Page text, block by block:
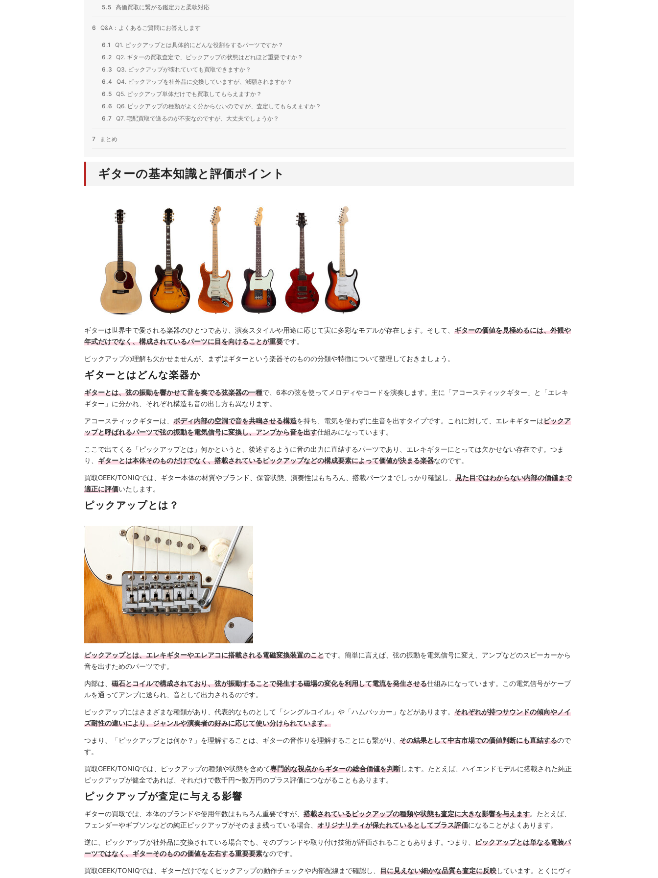
5.5 高価買取に繋がる鑑定力と柔軟対応
6 Q&A：よくあるご質問にお答えします
6.1
Q1. ピックアップとは具体的にどんな役割をするパーツですか？
6.2 Q2. ギターの買取査定で、ピックアップの状態はどれほど重要ですか？
6.3
Q3. ピックアップが壊れていても買取できますか？
6.4
Q4. ピックアップを社外品に交換していますが、減額されますか？
6.5 Q5. ピックアップ単体だけでも買取してもらえますか？
6.6
Q6. ピックアップの種類がよく分からないのですが、査定してもらえますか？
6.7 Q7. 宅配買取で送るのが不安なのですが、大丈夫でしょうか？
7 まとめ
ギターの基本知識と評価ポイント
ギターは世界中で愛される楽器のひとつであり、演奏スタイルや用途に応じて実に多彩なモデルが存在します。そして、 ギターの価値を見極めるには、外観や
年式だけでなく、構成されているパーツに目を向けることが重要です。
ピックアップの理解も欠かせませんが、まずはギターという楽器そのものの分類や特徴について整理しておきましょう。
ギターとはどんな楽器か
ギターとは、弦の振動を響かせて音を奏でる弦楽器の一種で、6本の弦を使ってメロディやコードを演奏します。主に「アコースティックギター」と「エレキ
ギター」に分かれ、それぞれ構造も音の出し方も異なります。
アコースティックギターは、 ボディ内部の空洞で音を共鳴させる構造を持ち、電気を使わずに生音を出すタイプです。これに対して、エレキギターはピックア
ップと呼ばれるパーツで弦の振動を電気信号に変換し、アンプから音を出す仕組みになっています。
ここで出てくる「ピックアップとは」何かというと、後述するように音の出力に直結するパーツであり、エレキギターにとっては欠かせない存在です。つま
り、 ギターとは本体そのものだけでなく、搭載されているピックアップなどの構成要素によって価値が決まる楽器なのです。
買取GEEK/TONIQでは、ギター本体の材質やブランド、保管状態、演奏性はもちろん、搭載パーツまでしっかり確認し、 見た目ではわからない内部の価値まで
適正に評価いたします。
ピックアップとは？
ピックアップとは、エレキギターやエレアコに搭載される電磁変換装置のことです。簡単に言えば、弦の振動を電気信号に変え、アンプなどのスピーカーから
音を出すためのパーツです。
内部は、 磁石とコイルで構成されており、弦が振動することで発生する磁場の変化を利用して電流を発生させる仕組みになっています。この電気信号がケーブ
ルを通ってアンプに送られ、音として出力されるのです。
ピックアップにはさまざまな種類があり、代表的なものとして「シングルコイル」や「ハムバッカー」などがあります。 それぞれが持つサウンドの傾向やノイ
ズ耐性の違いにより、ジャンルや演奏者の好みに応じて使い分けられています。
つまり、「ピックアップとは何か？」を理解することは、ギターの音作りを理解することにも繋がり、 その結果として中古市場での価値判断にも直結するので
す。
買取GEEK/TONIQでは、ピックアップの種類や状態を含めて専門的な視点からギターの総合価値を判断します。たとえば、ハイエンドモデルに搭載された純正
ピックアップが健全であれば、それだけで数千円〜数万円のプラス評価につながることもあります。
ピックアップが査定に与える影響
ギターの買取では、本体のブランドや使用年数はもちろん重要ですが、 搭載されているピックアップの種類や状態も査定に大きな影響を与えます。たとえば、
フェンダーやギブソンなどの純正ピックアップがそのまま残っている場合、 オリジナリティが保たれているとしてプラス評価になることがよくあります。
逆に、ピックアップが社外品に交換されている場合でも、そのブランドや取り付け技術が評価されることもあります。つまり、 ピックアップとは単なる電装パ
ーツではなく、ギターそのものの価値を左右する重要要素なのです。
買取GEEK/TONIQでは、ギターだけでなくピックアップの動作チェックや内部配線まで確認し、 目に見えない細かな品質も査定に反映しています。とくにヴィ